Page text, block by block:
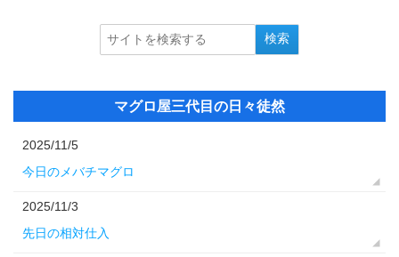
マグロ屋三代目の日々徒然
2025/11/5
今日のメバチマグロ
2025/11/3
先日の相対仕入